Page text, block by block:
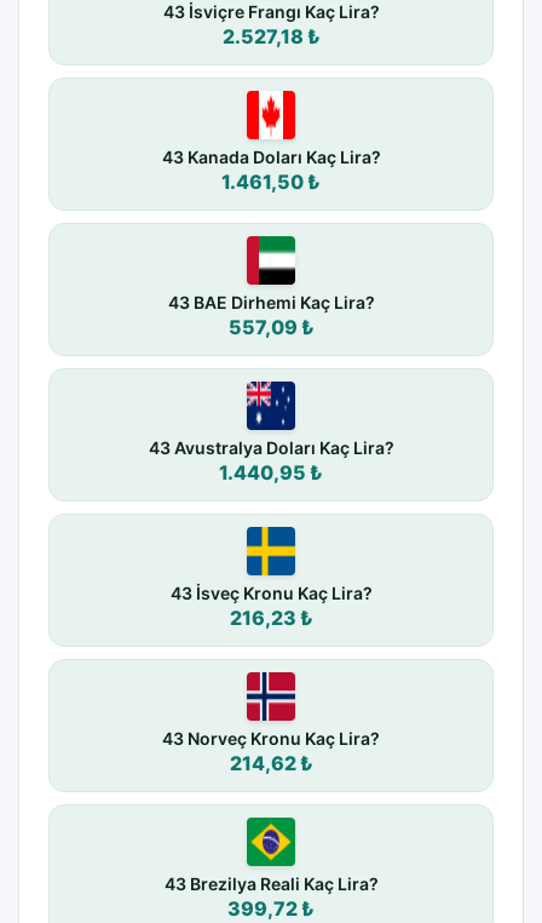
43 İsviçre Frangı Kaç Lira?
2.527,18 ₺
43 Kanada Doları Kaç Lira?
1.461,50 ₺
43 BAE Dirhemi Kaç Lira?
557,09 ₺
43 Avustralya Doları Kaç Lira?
1.440,95 ₺
43 İsveç Kronu Kaç Lira?
216,23 ₺
43 Norveç Kronu Kaç Lira?
214,62 ₺
43 Brezilya Reali Kaç Lira?
399,72 ₺